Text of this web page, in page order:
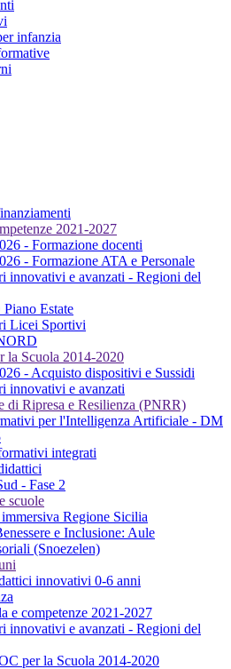
infanzia
2021-2027
- Formazione docenti
- Formazione ATA e Personale
innovativi e avanzati - Regioni del
Estate
Licei Sportivi
la Scuola 2014-2020
- Acquisto dispositivi e Sussidi
innovativi e avanzati
di Ripresa e Resilienza (PNRR)
per l'Intelligenza Artificiale - DM
integrati
- Fase 2
scuole
Regione Sicilia
e Inclusione: Aule
(Snoezelen)
innovativi 0-6 anni
e competenze 2021-2027
innovativi e avanzati - Regioni del
per la Scuola 2014-2020